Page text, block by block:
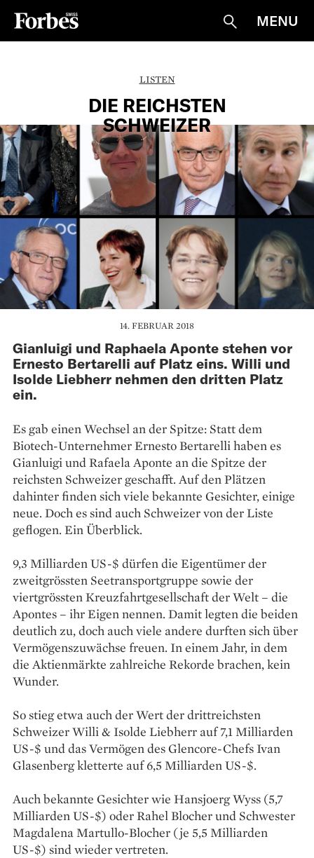
Suche
MENU
LISTEN
DIE REICHSTEN
SCHWEIZER
14. FEBRUAR 2018
Gianluigi und Raphaela Aponte stehen vor
Ernesto Bertarelli auf Platz eins. Willi und
Isolde Liebherr nehmen den dritten Platz
ein.
Es gab einen Wechsel an der Spitze: Statt dem
Biotech-Unternehmer Ernesto Bertarelli haben es
Gianluigi und Rafaela Aponte an die Spitze der
reichsten Schweizer geschafft. Auf den Plätzen
dahinter finden sich viele bekannte Gesichter, einige
neue. Doch es sind auch Schweizer von der Liste
geflogen. Ein Überblick.
9,3 Milliarden US-$ dürfen die Eigentümer der
zweitgrössten Seetransportgruppe sowie der
viertgrössten Kreuzfahrtgesellschaft der Welt – die
Apontes – ihr Eigen nennen. Damit legten die beiden
deutlich zu, doch auch viele andere durften sich über
Vermögenszuwächse freuen. In einem Jahr, in dem
die Aktienmärkte zahlreiche Rekorde brachen, kein
Wunder.
So stieg etwa auch der Wert der drittreichsten
Schweizer Willi & Isolde Liebherr auf 7,1 Milliarden
US-$ und das Vermögen des Glencore-Chefs Ivan
Glasenberg kletterte auf 6,5 Milliarden US-$.
Auch bekannte Gesichter wie Hansjoerg Wyss (5,7
Milliarden US-$) oder Rahel Blocher und Schwester
Magdalena Martullo-Blocher (je 5,5 Milliarden
US-$) sind wieder vertreten.